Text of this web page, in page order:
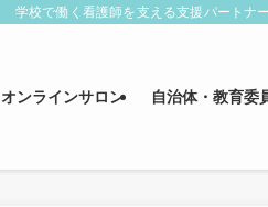
学校で働く看護師を支える支援パートナ
オンラインサロン 自治体・教育委